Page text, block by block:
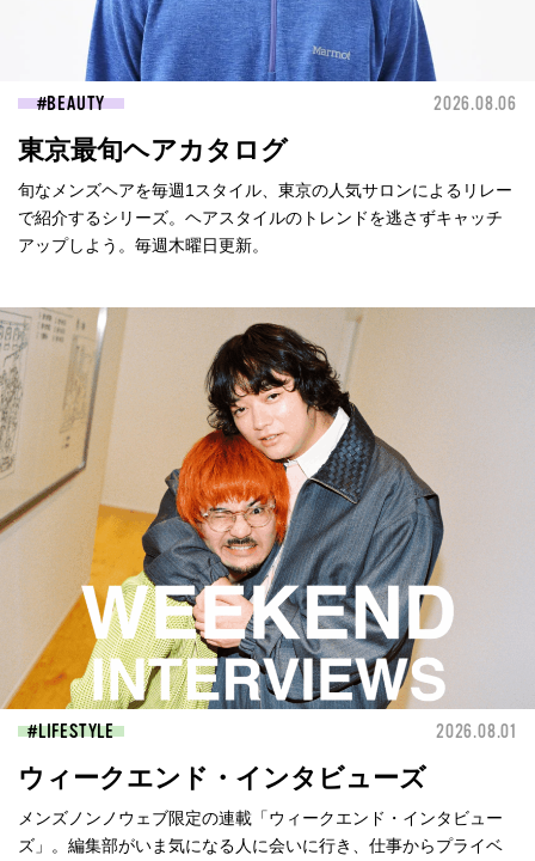
BEAUTY 2026.08.06
東京最旬ヘアカタログ
旬なメンズヘアを毎週1スタイル、東京の人気サロンによるリレー
で紹介するシリーズ。ヘアスタイルのトレンドを逃さずキャッチ
アップしよう。毎週木曜日更新。
LIFESTYLE 2026.08.01
ウィークエンド・インタビューズ
メンズノンノウェブ限定の連載「ウィークエンド・インタビュー
ズ」。編集部がいま気になる人に会いに行き、仕事からプライベ